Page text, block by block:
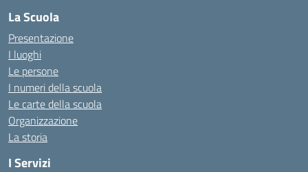
La Scuola
Presentazione
I luoghi
Le persone
I numeri della scuola
Le carte della scuola
Organizzazione
La storia
I Servizi